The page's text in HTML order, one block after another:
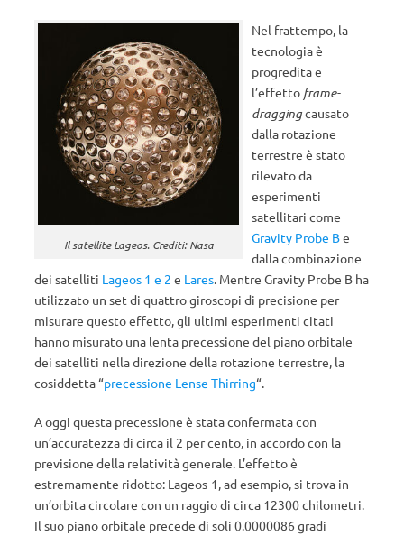
Il satellite Lageos. Crediti: Nasa
Nel frattempo, la
tecnologia è
progredita e
l’effetto frame-
draggingcausato
dalla rotazione
terrestre è stato
rilevato da
esperimenti
satellitari come
Gravity Probe Be
dalla combinazione
dei satelliti Lageos 1 e 2 e Lares. Mentre Gravity Probe B ha
utilizzato un set di quattro giroscopi di precisione per
misurare questo effetto, gli ultimi esperimenti citati
hanno misurato una lenta precessione del piano orbitale
dei satelliti nella direzione della rotazione terrestre, la
cosiddetta “precessione Lense-Thirring“.
A oggi questa precessione è stata confermata con
un’accuratezza di circa il 2 per cento, in accordo con la
previsione della relatività generale. L’effetto è
estremamente ridotto: Lageos-1, ad esempio, si trova in
un’orbita circolare con un raggio di circa 12300 chilometri.
Il suo piano orbitale precede di soli 0.0000086 gradi